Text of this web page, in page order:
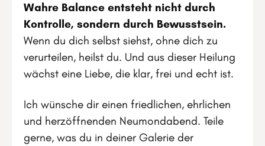
Wahre Balance entsteht nicht durch
Kontrolle, sondern durch Bewusstsein.
Wenn du dich selbst siehst, ohne dich zu
verurteilen, heilst du. Und aus dieser Heilung
wächst eine Liebe, die klar, frei und echt ist.
Ich wünsche dir einen friedlichen, ehrlichen
und herzöffnenden Neumondabend. Teile
gerne, was du in deiner Galerie der